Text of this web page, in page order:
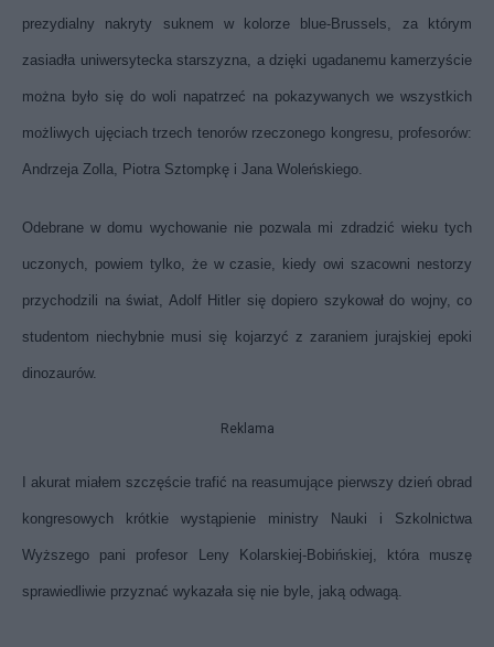
prezydialny nakryty suknem w kolorze blue-Brussels, za którym
zasiadła uniwersytecka starszyzna, a dzięki ugadanemu kamerzyście
można było się do woli napatrzeć na pokazywanych we wszystkich
możliwych ujęciach trzech tenorów rzeczonego kongresu, profesorów:
Andrzeja Zolla, Piotra Sztompkę i Jana Woleńskiego.
Odebrane w domu wychowanie nie pozwala mi zdradzić wieku tych
uczonych, powiem tylko, że w czasie, kiedy owi szacowni nestorzy
przychodzili na świat, Adolf Hitler się dopiero szykował do wojny, co
studentom niechybnie musi się kojarzyć z zaraniem jurajskiej epoki
dinozaurów.
Reklama
I akurat miałem szczęście trafić na reasumujące pierwszy dzień obrad
kongresowych krótkie wystąpienie ministry Nauki i Szkolnictwa
Wyższego pani profesor Leny Kolarskiej-Bobińskiej, która muszę
sprawiedliwie przyznać wykazała się nie byle, jaką odwagą.